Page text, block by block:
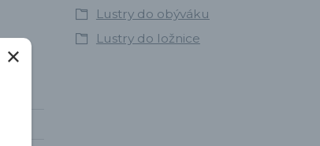
Lustry do obýváku
Lustry do ložnice